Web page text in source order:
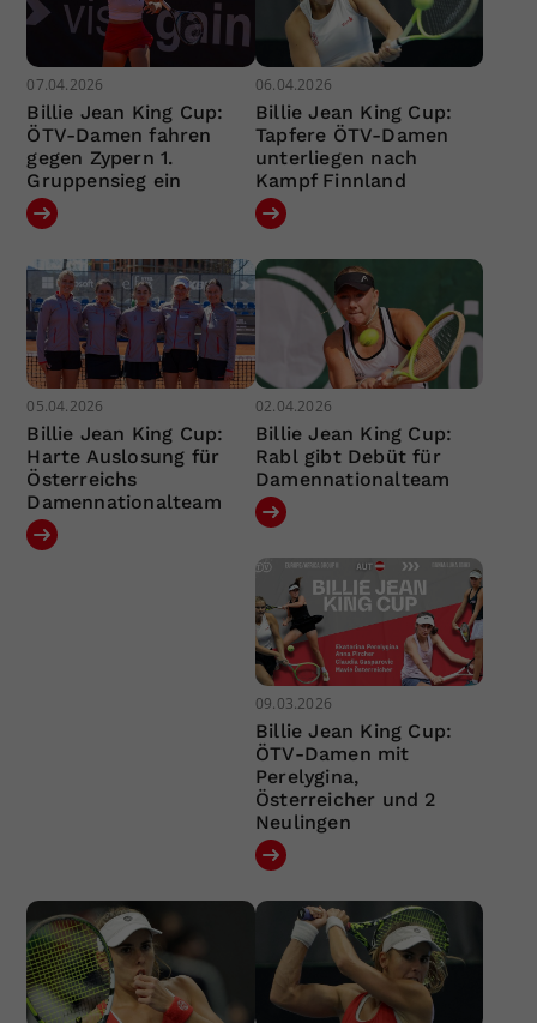
07.04.2026
Billie Jean King Cup:
ÖTV-Damen fahren
gegen Zypern 1.
Gruppensieg ein
06.04.2026
Billie Jean King Cup:
Tapfere ÖTV-Damen
unterliegen nach
Kampf Finnland
05.04.2026
Billie Jean King Cup:
Harte Auslosung für
Österreichs
Damennationalteam
02.04.2026
Billie Jean King Cup:
Rabl gibt Debüt für
Damennationalteam
09.03.2026
Billie Jean King Cup:
ÖTV-Damen mit
Perelygina,
Österreicher und 2
Neulingen